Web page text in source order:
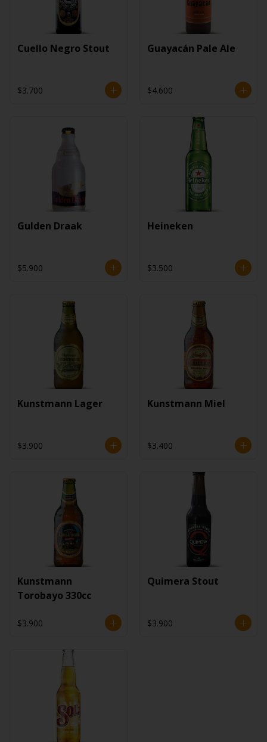
Cuello Negro Stout
$3.700
Guayacán Pale Ale
$4.600
Gulden Draak
$5.900
Heineken
$3.500
Kunstmann Lager
$3.900
Kunstmann Miel
$3.400
Kunstmann
Torobayo 330cc
$3.900
Quimera Stout
$3.900